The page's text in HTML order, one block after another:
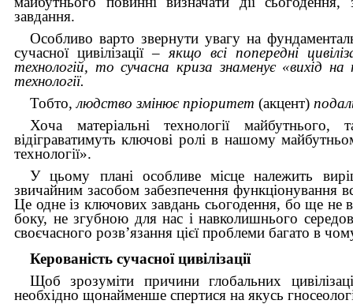
завдання.
Особливо варто звернути увагу на
сучасної цивілізації – якщо всі попередні
технологій, то сучасна криза знаменує «вихід на
технології.
Тобто,людство змінює пріоритет (акцент)
Хоча матеріальні технології майбутнього,
відіграватимуть ключові ролі в нашому
технології».
У цьому плані особливе місце належить
звичайним засобом забезпечення функціонування
Це одне із ключових завдань сьогодення, бо ще не
боку, не згубною для нас і навколишнього
своєчасного розв’язання цієї проблеми багато в
Керованість сучасноїцивілізації
Щоб зрозуміти причини глобальних
необхідно щонайменше спертися на якусь